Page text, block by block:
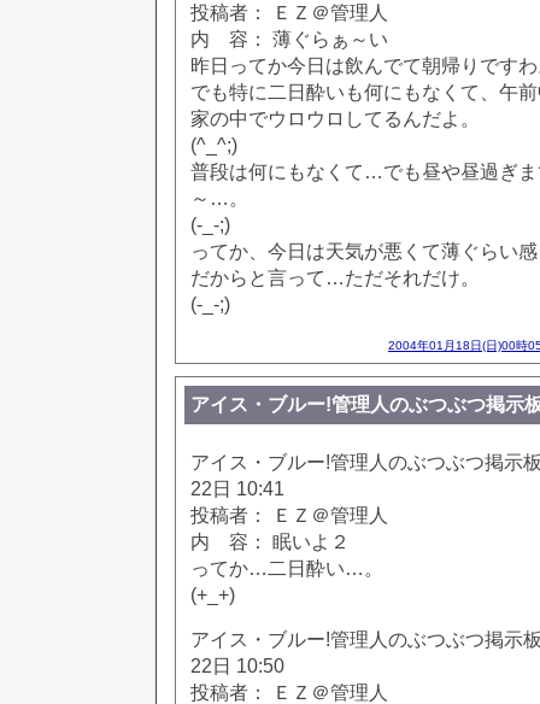
投稿者： ＥＺ＠管理人
内 容： 薄ぐらぁ～い
昨日ってか今日は飲んでて朝帰りです
でも特に二日酔いも何にもなくて、午
家の中でウロウロしてるんだよ。
(^_^;)
普段は何にもなくて…でも昼や昼過ぎ
～…。
(-_-;)
ってか、今日は天気が悪くて薄ぐらい
だからと言って…ただそれだけ。
(-_-;)
2004年01月18日(日)00時
アイス・ブルー!管理人のぶつぶつ掲示
アイス・ブルー!管理人のぶつぶつ掲示
22日 10:41
投稿者： ＥＺ＠管理人
内 容： 眠いよ２
ってか…二日酔い…。
(+_+)
アイス・ブルー!管理人のぶつぶつ掲示
22日 10:50
投稿者： ＥＺ＠管理人